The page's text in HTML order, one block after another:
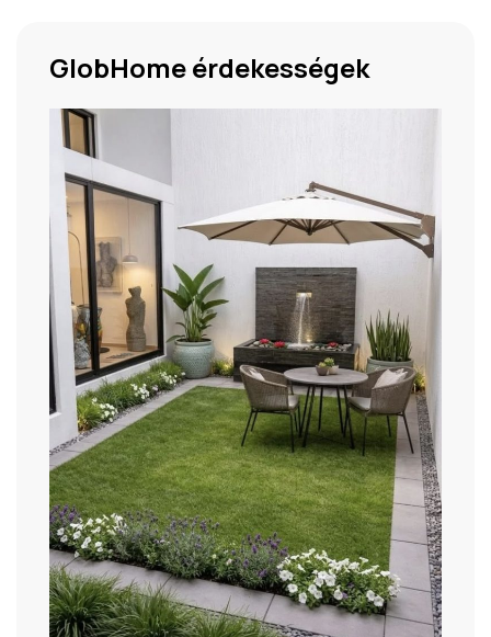
GlobHome érdekességek